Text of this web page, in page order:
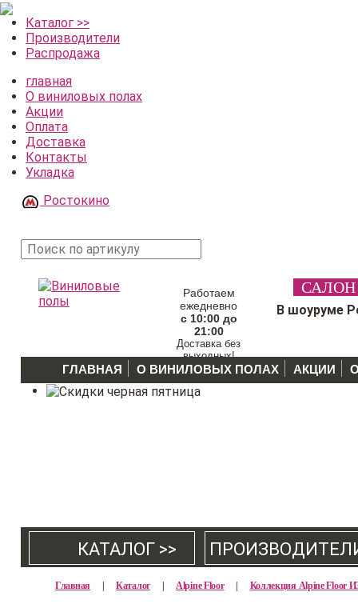
Каталог >>
Производители
Распродажа
главная
О виниловых полах
Акции
Оплата
Доставка
Контакты
Укладка
Ростокино
Работаем
ежедневно
с 10:00 до
21:00
Доставка без
выходных!
В шоуруме
ГЛАВНАЯ О ВИНИЛОВЫХ ПОЛАХ АКЦИИ
КАТАЛОГ >>
Главная | Каталог | Alpine Floor | Коллекция Alpine Floor